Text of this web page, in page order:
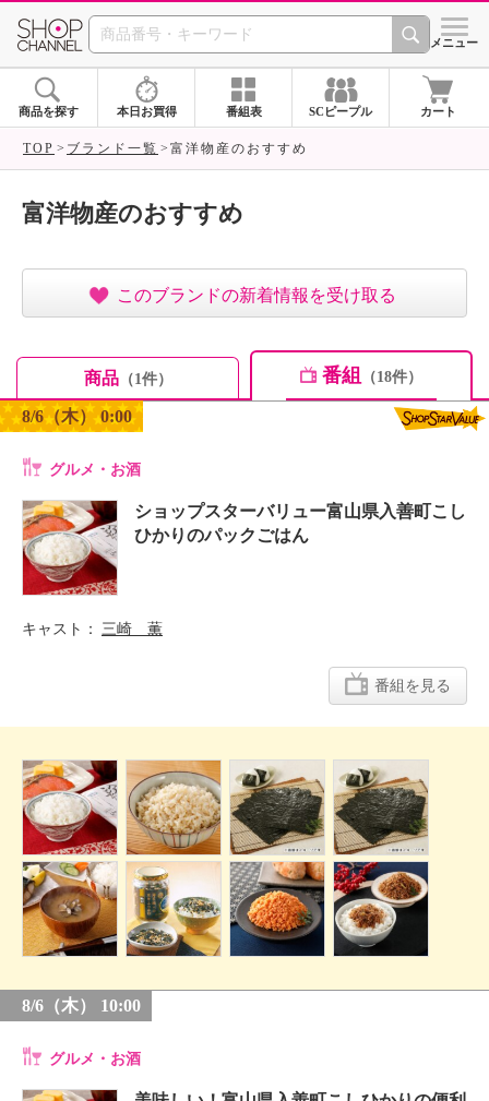
SHOP CHANNEL ショッ
メニュー
商品を探す 本日お買得 番組表 SCピープル カート
TOP ブランド一覧 富洋物産のおすすめ
富洋物産のおすすめ
このブランドの新着情報を受け取る
商品（1件） 番組 （18件）
8/6（木） 0:00
グルメ・お酒
ショップスターバリュー富山県入善町こし
ひかりのパックごはん
キャスト 三崎 薫
番組を見る
8/6（木） 10:00
グルメ・お酒